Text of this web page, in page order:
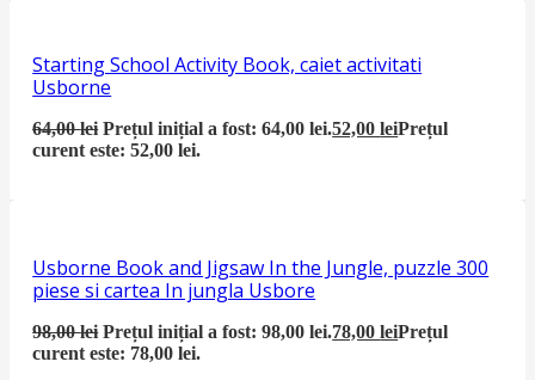
Starting School Activity Book, caiet activitati
Usborne
64,00lei Prețul inițial a fost: 64,00 lei.52,00leiPrețul
curent este: 52,00 lei.
Usborne Book and Jigsaw In the Jungle, puzzle 300
piese si cartea In jungla Usbore
98,00lei Prețul inițial a fost: 98,00 lei.78,00leiPrețul
curent este: 78,00 lei.